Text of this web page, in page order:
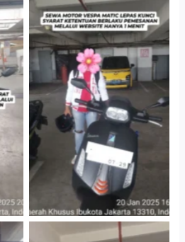
Cityplaza Jatinegara
Gedung Parkir P6A